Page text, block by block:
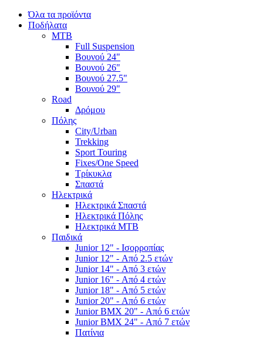
Όλα τα προϊόντα
Ποδήλατα
MTB
Full Suspension
Βουνού 24"
Βουνού 26"
Βουνού 27.5"
Βουνού 29"
Road
Δρόμου
Πόλης
City/Urban
Trekking
Sport Touring
Fixes/One Speed
Τρίκυκλα
Σπαστά
Ηλεκτρικά
Ηλεκτρικά Σπαστά
Ηλεκτρικά Πόλης
Ηλεκτρικά MTB
Παιδικά
Junior 12" - Ισορροπίας
Junior 12" - Από 2.5 ετών
Junior 14" - Από 3 ετών
Junior 16" - Από 4 ετών
Junior 18" - Από 5 ετών
Junior 20" - Από 6 ετών
Junior BMX 20" - Από 6 ετών
Junior BMX 24" - Από 7 ετών
Πατίνια